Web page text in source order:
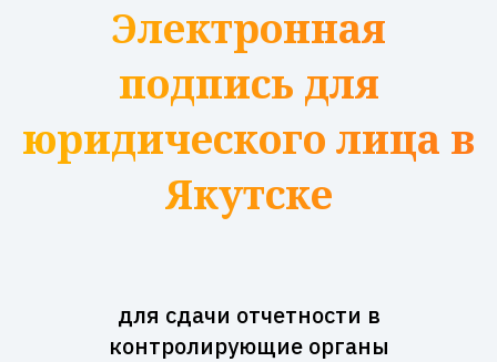
Электронная
подпись для
юридического лица в
Якутске
для сдачи отчетности в
контролирующие органы